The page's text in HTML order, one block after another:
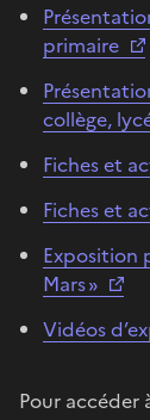
primaire
collège,
Fiches et
Fiches et
Exposition
Mars »
Vidéos
Pour accéder